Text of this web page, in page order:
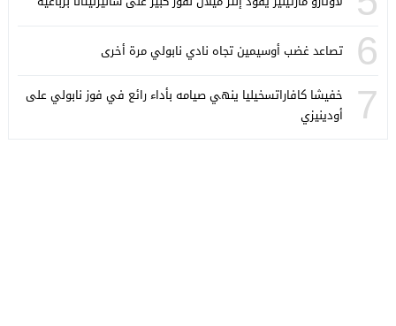
6 تصاعد غضب أوسيمين تجاه نادي نابولي مرة أخرى
7
خفيشا كافاراتسخيليا ينهي صيامه بأداء رائع في فوز نابولي على
أودينيزي